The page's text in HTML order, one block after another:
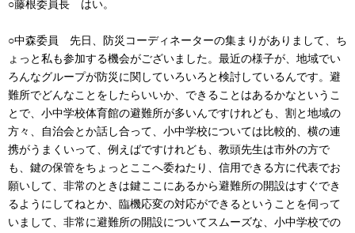
○藤根委員長 はい。
○中森委員 先日、防災コーディネーターの集まりがありまして、ち
ょっと私も参加する機会がございました。最近の様子が、地域でい
ろんなグループが防災に関していろいろと検討しているんです。避
難所でどんなことをしたらいいか、できることはあるかなというこ
とで、小中学校体育館の避難所が多いんですけれども、割と地域の
方々、自治会とか話し合って、小中学校については比較的、横の連
携がうまくいって、例えばですけれども、教頭先生は市外の方で
も、鍵の保管をちょっとここへ委ねたり、信用できる方に代表でお
願いして、非常のときは鍵ここにあるから避難所の開設はすぐでき
るようにしてねとか、臨機応変の対応ができるということを伺って
いまして、非常に避難所の開設についてスムーズな、小中学校での